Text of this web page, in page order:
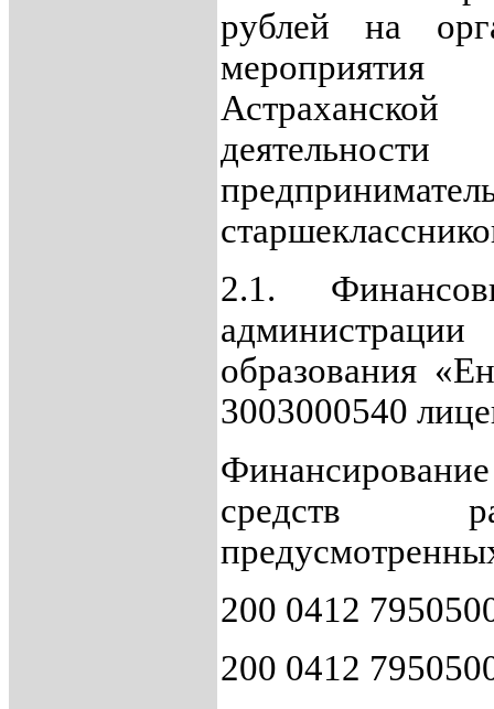
рублей на
2.1.
образования
3003000540
средств
200 0412
200 0412